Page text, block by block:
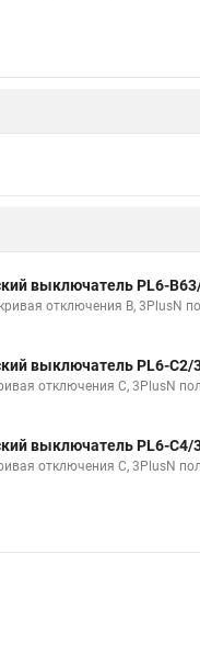
выключатель PL6-
отключения В, 3PlusN
выключатель PL6-C2/
отключения С, 3PlusN
выключатель PL6-C4/
отключения С, 3PlusN